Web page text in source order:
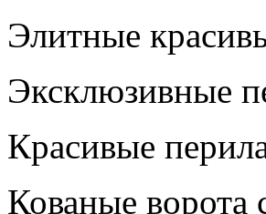
Элитные
Эксклюзивные
Красивые
Кованые ворота